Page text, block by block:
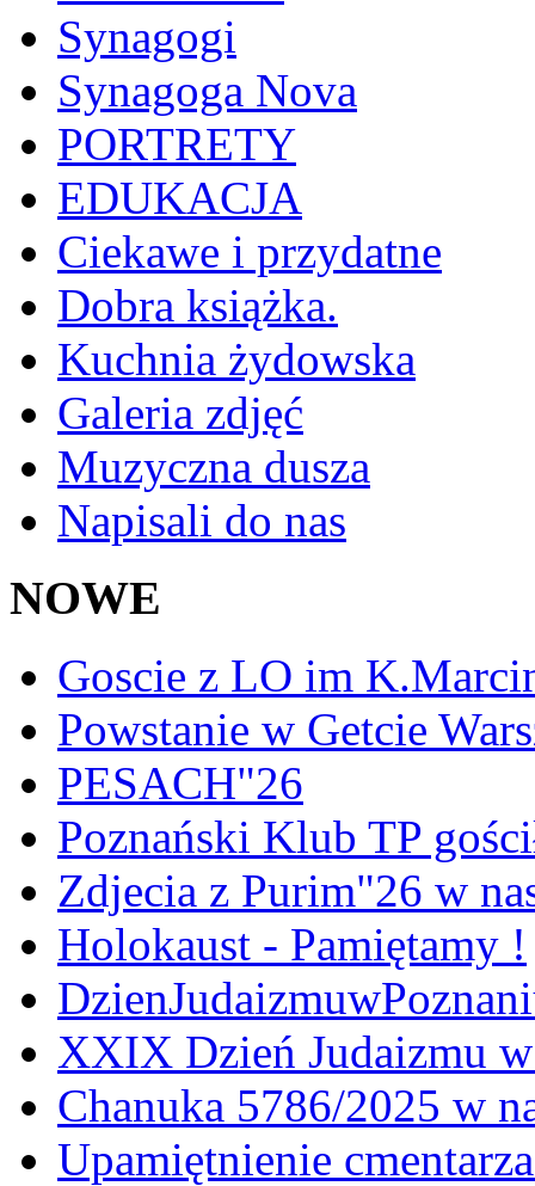
Synagogi
Synagoga Nova
PORTRETY
EDUKACJA
Ciekawe i przydatne
Dobra książka.
Kuchnia żydowska
Galeria zdjęć
Muzyczna dusza
Napisali do nas
NOWE
Goscie z LO im
Powstanie w Getcie
PESACH"26
Poznański Klub TP
Zdjecia z Purim"26 w
Holokaust - Pamiętamy !
XXIX Dzień Judaizmu
Chanuka 5786/2025 w
Upamiętnienie